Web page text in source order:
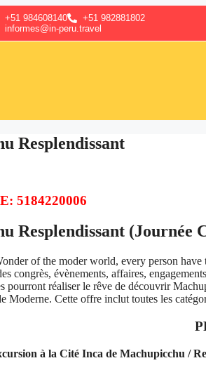
+51 984608140
+51 982881802
informes@in-peru.travel
Resplendissant
5184220006
Resplendissant (Journée
congrès, évènements, affaires,
pourront réaliser le rêve de découvrir
Moderne. Cette offre inclut toutes les
à la Cité Inca de Machupicchu /